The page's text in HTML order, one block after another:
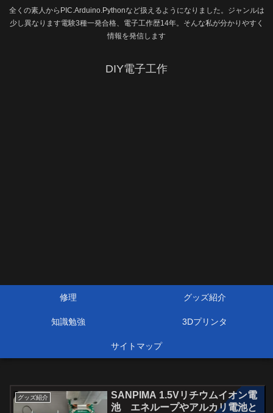
全くの素人からPIC.Arduino.Pythonなど扱えるようになりました。ジャンルは
少し異なります電験3種一発合格、電子工作歴14年。そんな私が分かりやすく
情報を発信します
DIY電子工作
修理 グッズ紹介
知識勉強 3Dプリンタ
サイトマップ
グッズ紹介
SANPIMA 1.5Vリチウムイオン電
池 エネループやアルカリ電池と